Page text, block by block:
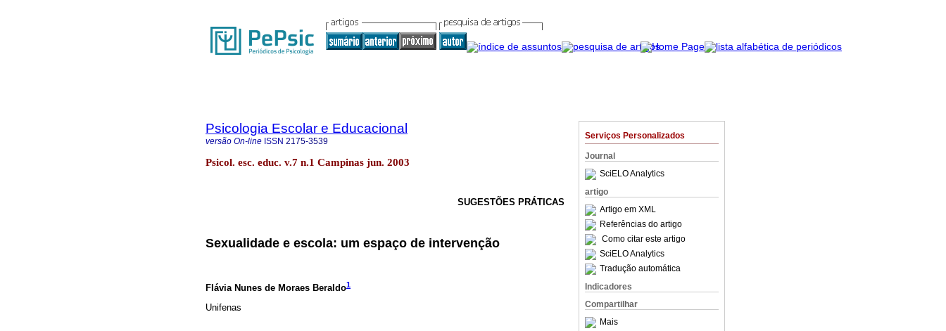
Serviços Personalizados
Journal
SciELO Analytics
artigo
Artigo em XML
Referências do artigo
Como citar este artigo
SciELO Analytics
Tradução automática
Indicadores
Compartilhar
Mais
Psicologia Escolar e Educacional
versão On-line ISSN 2175-3539
Psicol. esc. educ. v.7 n.1 Campinas jun. 2003
SUGESTÕES PRÁTICAS
Sexualidade e escola: um espaço de intervenção
Flávia Nunes de Moraes Beraldo1
Unifenas